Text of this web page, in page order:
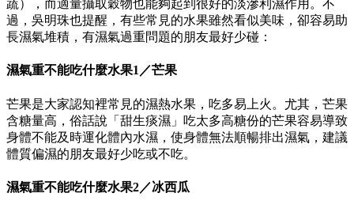
蔬），而適量攝取穀物也能夠起到很好的淡滲利濕作用。不
過，吳明珠也提醒，有些常見的水果雖然看似美味，卻容易助
長濕氣堆積，有濕氣過重問題的朋友最好少碰：
濕氣重不能吃什麼水果1／芒果
芒果是大家認知裡常見的濕熱水果，吃多易上火。尤其，芒果
含糖量高，俗話說「甜生痰濕」吃太多高糖份的芒果容易導致
身體不能及時運化體內水濕，使身體無法順暢排出濕氣，建議
體質偏濕的朋友最好少吃或不吃。
濕氣重不能吃什麼水果2／冰西瓜